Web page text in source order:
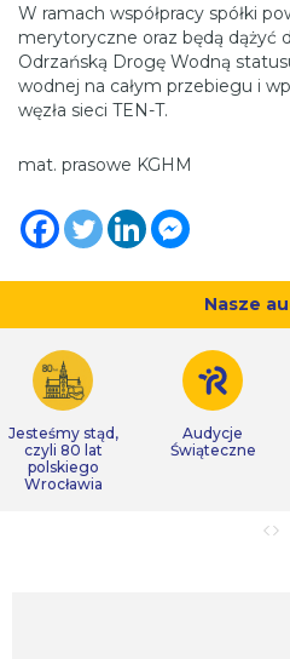
W ramach współpracy spółki
merytoryczne oraz będą dążyć
Odrzańską Drogę Wodną
wodnej na całym przebiegu i
węzła sieci TEN-T.
mat. prasowe KGHM
Nasze
Jesteśmy stąd,
czyli 80 lat
polskiego
Wrocławia
Audycje
Świąteczne